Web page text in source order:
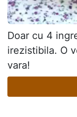
Doar cu 4
irezistibila. O
vara!